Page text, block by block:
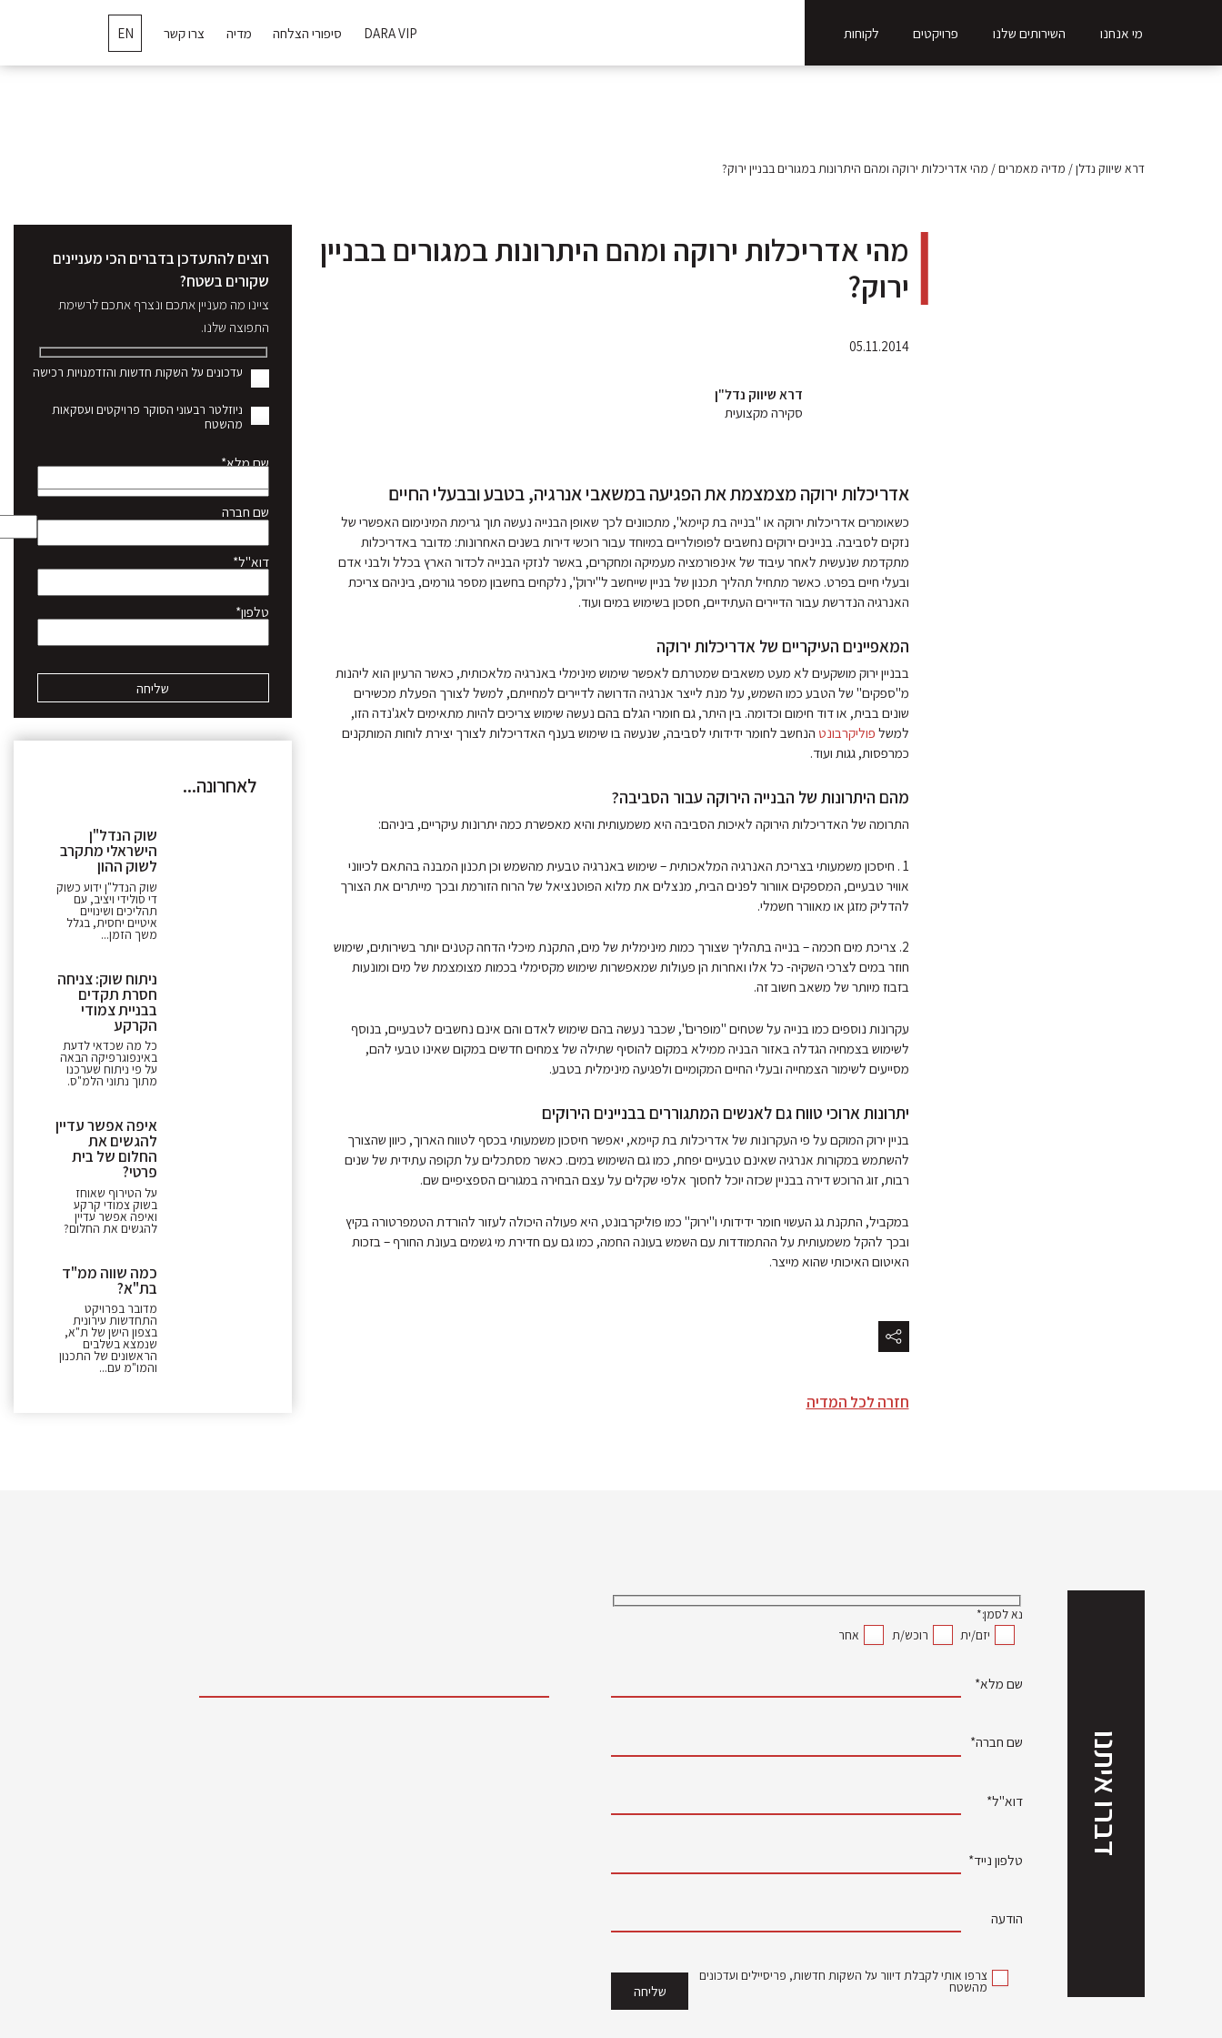
מי אנחנו השירותים שלנו פרויקטים לקוחות DARA VIP סיפורי הצלחה מדיה צרו קשר EN
דרא שיווק נדלן/ מדיה מאמרים/ מהי אדריכלות ירוקה ומהם היתרונות במגורים בבניין ירוק?
מהי אדריכלות ירוקה ומהם היתרונות במגורים בבניין
ירוק?
05.11.2014
דרא שיווק נדל"ן
סקירה מקצועית
אדריכלות ירוקה מצמצמת את הפגיעה במשאבי אנרגיה, בטבע ובבעלי החיים
כשאומרים אדריכלות ירוקה או "בנייה בת קיימא", מתכוונים לכך שאופן הבנייה נעשה תוך גרימת המינימום האפשרי של
נזקים לסביבה. בניינים ירוקים נחשבים לפופולריים במיוחד עבור רוכשי דירות בשנים האחרונות: מדובר באדריכלות
מתקדמת שנעשית לאחר עיבוד של אינפורמציה מעמיקה ומחקרים, באשר לנזקי הבנייה לכדור הארץ בכלל ולבני אדם
ובעלי חיים בפרט. כאשר מתחיל תהליך תכנון של בניין שייחשב ל"ירוק", נלקחים בחשבון מספר גורמים, ביניהם צריכת
האנרגיה הנדרשת עבור הדיירים העתידיים, חסכון בשימוש במים ועוד.
המאפיינים העיקריים של אדריכלות ירוקה
בבניין ירוק מושקעים לא מעט משאבים שמטרתם לאפשר שימוש מינימלי באנרגיה מלאכותית, כאשר הרעיון הוא ליהנות
מ"ספקים" של הטבע כמו השמש, על מנת לייצר אנרגיה הדרושה לדיירים למחייתם, למשל לצורך הפעלת מכשירים
שונים בבית, או דוד חימום וכדומה. בין היתר, גם חומרי הגלם בהם נעשה שימוש צריכים להיות מתאימים לאג'נדה הזו,
למשל פוליקרבונט הנחשב לחומר ידידותי לסביבה, שנעשה בו שימוש בענף האדריכלות לצורך יצירת לוחות המותקנים
כמרפסות, גגות ועוד.
מהם היתרונות של הבנייה הירוקה עבור הסביבה?
התרומה של האדריכלות הירוקה לאיכות הסביבה היא משמעותית והיא מאפשרת כמה יתרונות עיקריים, ביניהם:
1 . חיסכון משמעותי בצריכת האנרגיה המלאכותית – שימוש באנרגיה טבעית מהשמש וכן תכנון המבנה בהתאם לכיווני
אוויר טבעיים, המספקים אוורור לפנים הבית, מנצלים את מלוא הפוטנציאל של הרוח הזורמת ובכך מייתרים את הצורך
להדליק מזגן או מאוורר חשמלי.
2. צריכת מים חכמה – בנייה בתהליך שצורך כמות מינימלית של מים, התקנת מיכלי הדחה קטנים יותר בשירותים, שימוש
חוזר במים לצרכי השקיה- כל אלו ואחרות הן פעולות שמאפשרות שימוש מקסימלי בכמות מצומצמת של מים ומונעות
בזבוז מיותר של משאב חשוב זה.
עקרונות נוספים כמו בנייה על שטחים "מופרים", שכבר נעשה בהם שימוש לאדם והם אינם נחשבים לטבעיים, בנוסף
לשימוש בצמחיה הגדלה באזור הבניה ממילא במקום להוסיף שתילה של צמחים חדשים במקום שאינו טבעי להם,
מסייעים לשימור הצמחייה ובעלי החיים המקומיים ולפגיעה מינימלית בטבע.
יתרונות ארוכי טווח גם לאנשים המתגוררים בבניינים הירוקים
בניין ירוק המוקם על פי העקרונות של אדריכלות בת קיימא, יאפשר חיסכון משמעותי בכסף לטווח הארוך, כיוון שהצורך
להשתמש במקורות אנרגיה שאינם טבעיים יפחת, כמו גם השימוש במים. כאשר מסתכלים על תקופה עתידית של שנים
רבות, זוג הרוכש דירה בבניין שכזה יוכל לחסוך אלפי שקלים על עצם הבחירה במגורים הספציפיים שם.
במקביל, התקנת גג העשוי חומר ידידותי ו"ירוק" כמו פוליקרבונט, היא פעולה היכולה לעזור להורדת הטמפרטורה בקיץ
ובכך להקל משמעותית על ההתמודדות עם השמש בעונה החמה, כמו גם עם חדירת מי גשמים בעונת החורף – בזכות
האיטום האיכותי שהוא מייצר.
חזרה לכל המדיה
רוצים להתעדכן בדברים הכי מעניינים
שקורים בשטח?
ציינו מה מעניין אתכם ונצרף אתכם לרשימת
התפוצה שלנו.
עדכונים על השקות חדשות והזדמנויות רכישה
ניוזלטר רבעוני הסוקר פרויקטים ועסקאות
מהשטח
שם מלא*
שם חברה
דוא"ל*
טלפון*
לאחרונה...
שוק הנדל"ן
הישראלי מתקרב
לשוק ההון
שוק הנדל"ן ידוע כשוק
די סולידי ויציב, עם
תהליכים ושינויים
איטיים יחסית, בגלל
משך הזמן...
ניתוח שוק: צניחה
חסרת תקדים
בבניית צמודי
הקרקע
כל מה שכדאי לדעת
באינפוגרפיקה הבאה
על פי ניתוח שערכנו
מתוך נתוני הלמ"ס.
איפה אפשר עדיין
להגשים את
החלום של בית
פרטי?
על הטירוף שאוחז
בשוק צמודי קרקע
ואיפה אפשר עדיין
להגשים את החלום?
כמה שווה ממ"ד
בת"א?
מדובר בפרויקט
התחדשות עירונית
בצפון הישן של ת"א,
שנמצא בשלבים
הראשונים של התכנון
והמו"מ עם...
דברו איתנו
נא לסמן:*
יזם/ית
רוכש/ת אחר
שם מלא*
שם חברה*
דוא"ל*
טלפון נייד*
הודעה
צרפו אותי לקבלת דיוור על השקות חדשות, פריסיילים ועדכונים
מהשטח